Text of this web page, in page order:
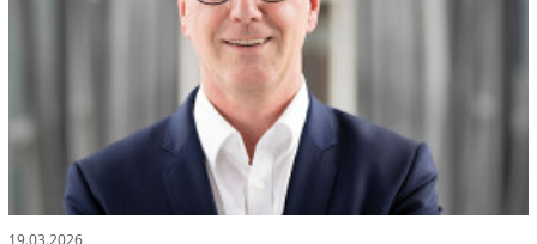
19.03.2026